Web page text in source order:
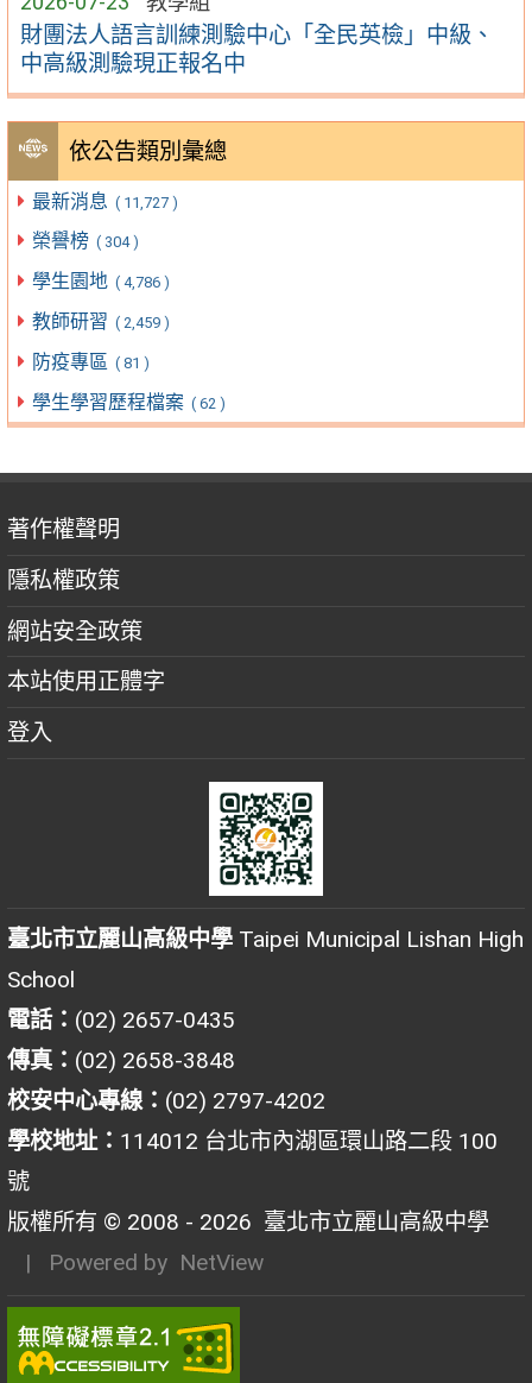
財團法人語言訓練測驗中心「全民英檢」中級、
中高級測驗現正報名中
依公告類別彙總
最新消息 ( 11,727 )
榮譽榜 ( 304 )
學生園地 ( 4,786 )
教師研習 ( 2,459 )
防疫專區 ( 81 )
學生學習歷程檔案 ( 62 )
著作權聲明
隱私權政策
網站安全政策
本站使用正體字
登入
臺北市立麗山高級中學 Taipei Municipal Lishan High
School
電話： (02) 2657-0435
傳真： (02) 2658-3848
校安中心專線： (02) 2797-4202
學校地址： 114012 台北市內湖區環山路二段 100
號
版權所有 © 2008 - 2026 臺北市立麗山高級中學
| Powered by NetView